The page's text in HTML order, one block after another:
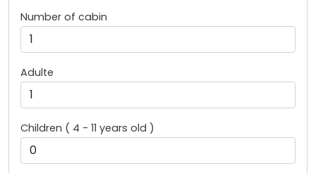
Number of cabin
Adulte
Children ( 4 - 11 years old )